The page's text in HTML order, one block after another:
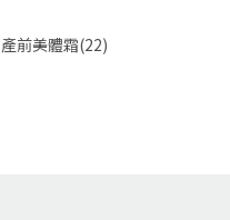
產前美體霜(22)